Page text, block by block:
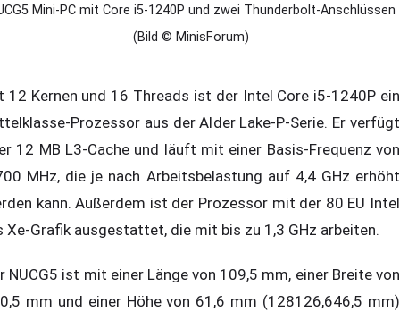
Mini-PC mit Core i5-1240P und zwei Thunderbolt-Anschlüssen
(Bild © MinisForum)
12 Kernen und 16 Threads ist der Intel Core i5-1240P ein
Prozessor aus der Alder Lake-P-Serie. Er verfügt
12 MB L3-Cache und läuft mit einer Basis-Frequenz von
MHz, die je nach Arbeitsbelastung auf 4,4 GHz erhöht
kann. Außerdem ist der Prozessor mit der 80 EU Intel
Xe-Grafik ausgestattet, die mit bis zu 1,3 GHz arbeiten.
NUCG5 ist mit einer Länge von 109,5 mm, einer Breite von
mm und einer Höhe von 61,6 mm (128126,646,5 mm)